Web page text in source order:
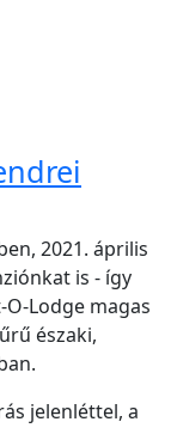
2021. április
is - így
Lodge magas
északi,
jelenléttel, a